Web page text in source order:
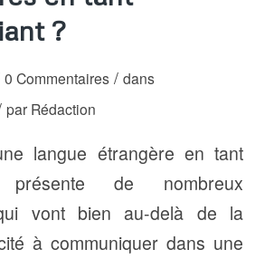
?
0 Commentaires / dans
par Rédaction
langue étrangère en tant
présente de nombreux
vont bien au-delà de la
à communiquer dans une